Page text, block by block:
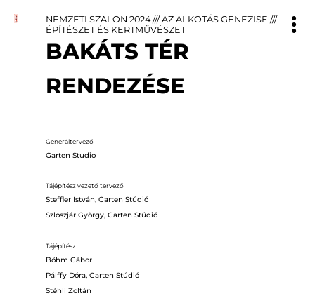
NEMZETI SZALON 2024///AZ ALKOTÁS GENEZISE ///
ÉPÍTÉSZET ÉS KERTMŰVÉSZET
BAKÁTS TÉR
RENDEZÉSE
Generáltervező
Garten Studio
Tájépítész vezető tervező
Steffler István, Garten Stúdió
Szloszjár György, Garten Stúdió
Tájépítész
Bőhm Gábor
Pálffy Dóra, Garten Stúdió
Stéhli Zoltán